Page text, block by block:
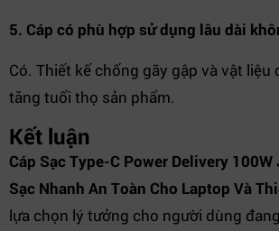
5. Cáp có phù hợp sử dụng lâu dài
Có. Thiết kế chống gãy gập và vật liệu
tăng tuổi thọ sản phẩm.
Kết luận
Cáp Sạc Type-C Power Delivery 100W
Sạc Nhanh An Toàn Cho Laptop Và
lựa chọn lý tưởng cho người dùng